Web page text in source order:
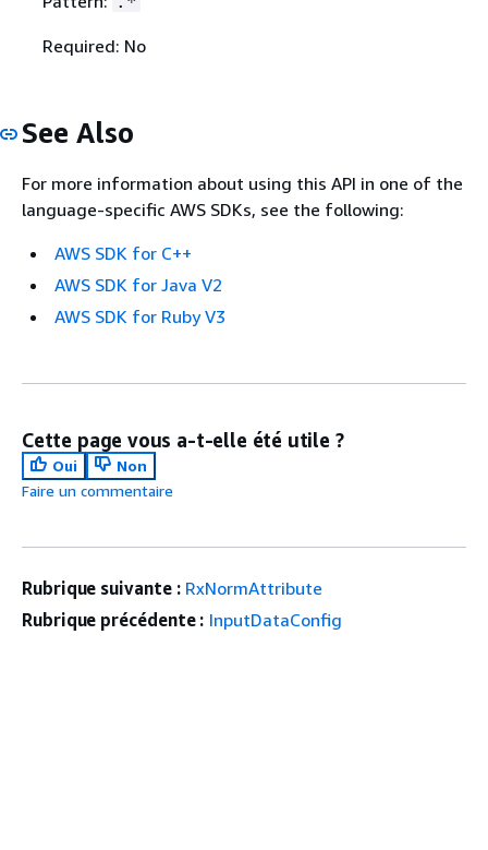
Required: No
See Also
For more information about using this API in one of the
language-specific AWS SDKs, see the following:
AWS SDK for C++
AWS SDK for Java V2
AWS SDK for Ruby V3
Cette page vous a-t-elle été utile ?
Oui
Non
Faire un commentaire
Rubrique suivante : RxNormAttribute
Rubrique précédente : InputDataConfig